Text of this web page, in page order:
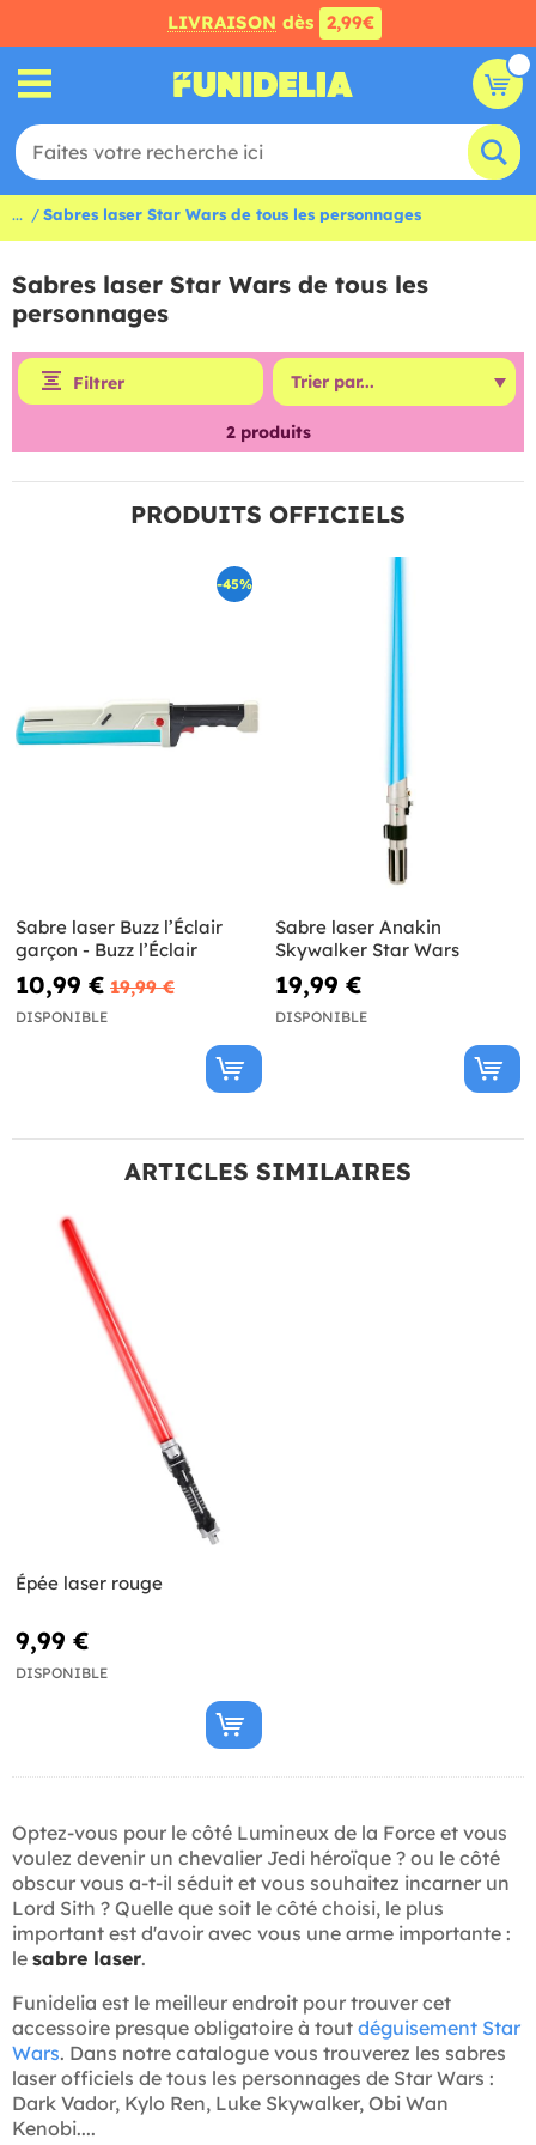
LIVRAISON dès 2,99€
... Sabres laser Star Wars de tous les personnages
Sabres laser Star Wars de tous les
personnages
Filtrer
2produits
PRODUITS OFFICIELS
-45%
Sabre laser Buzz l’Éclair
garçon - Buzz l’Éclair
10,99 € 19,99 €
DISPONIBLE
Sabre laser Anakin
Skywalker Star Wars
19,99 €
DISPONIBLE
ARTICLES SIMILAIRES
Épée laser rouge
9,99 €
DISPONIBLE
Optez-vous pour le côté Lumineux de la Force et vous
voulez devenir un chevalier Jedi héroïque ? ou le côté
obscur vous a-t-il séduit et vous souhaitez incarner un
Lord Sith ? Quelle que soit le côté choisi, le plus
important est d'avoir avec vous une arme importante :
le sabre laser.
Funidelia est le meilleur endroit pour trouver cet
accessoire presque obligatoire à tout déguisement Star
Wars. Dans notre catalogue vous trouverez les sabres
laser officiels de tous les personnages de Star Wars :
Dark Vador, Kylo Ren, Luke Skywalker, Obi Wan
Kenobi....